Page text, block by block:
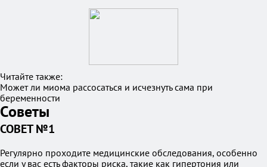
Читайте также:
Может ли миома рассосаться и исчезнуть сама при
беременности
Советы
СОВЕТ №1
Регулярно проходите медицинские обследования, особенно
если у вас есть факторы риска, такие как гипертония или